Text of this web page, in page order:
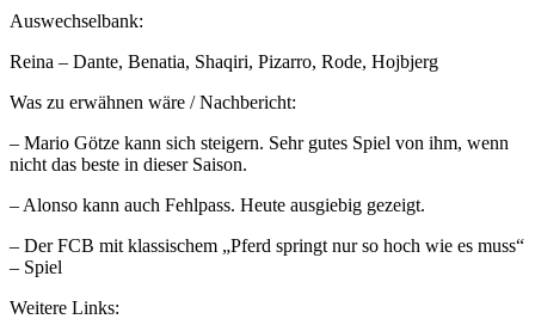
Auswechselbank:
Reina – Dante, Benatia, Shaqiri, Pizarro, Rode, Hojbjerg
Was zu erwähnen wäre / Nachbericht:
– Mario Götze kann sich steigern. Sehr gutes Spiel von ihm, wenn
nicht das beste in dieser Saison.
– Alonso kann auch Fehlpass. Heute ausgiebig gezeigt.
– Der FCB mit klassischem „Pferd springt nur so hoch wie es muss“
– Spiel
Weitere Links: